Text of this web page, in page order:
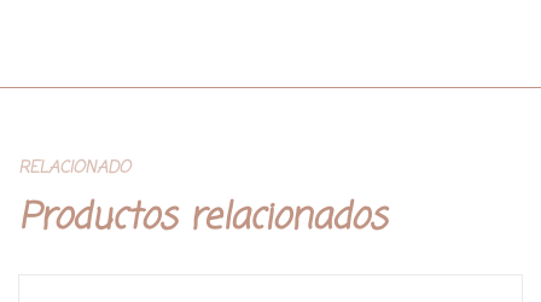
RELACIONADO
Productos relacionados